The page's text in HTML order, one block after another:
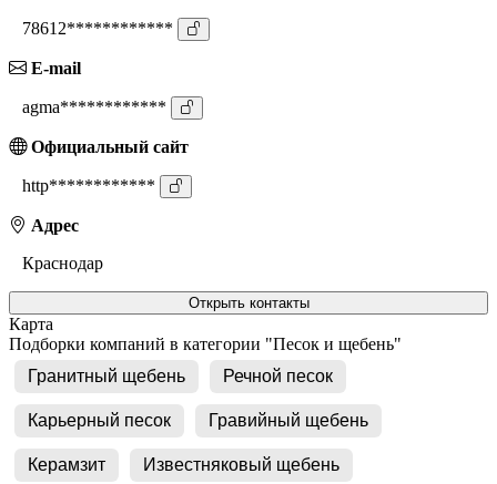
78612************
E-mail
agma************
Официальный сайт
http************
Адрес
Краснодар
Открыть контакты
Карта
Подборки компаний в категории "Песок и щебень"
Гранитный щебень
Речной песок
Карьерный песок Гравийный щебень
Керамзит Известняковый щебень